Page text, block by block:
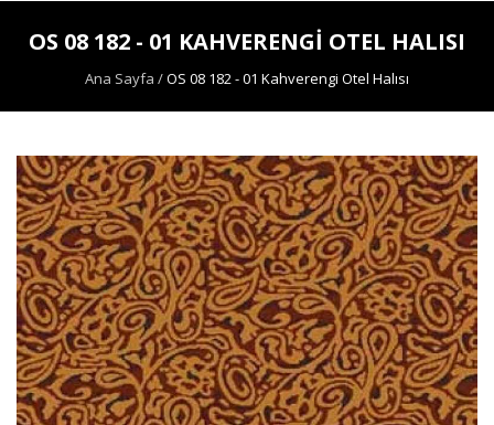
OS 08 182 - 01 KAHVERENGI OTEL HALISI
Ana Sayfa /OS 08 182 - 01 Kahverengi Otel Halısı